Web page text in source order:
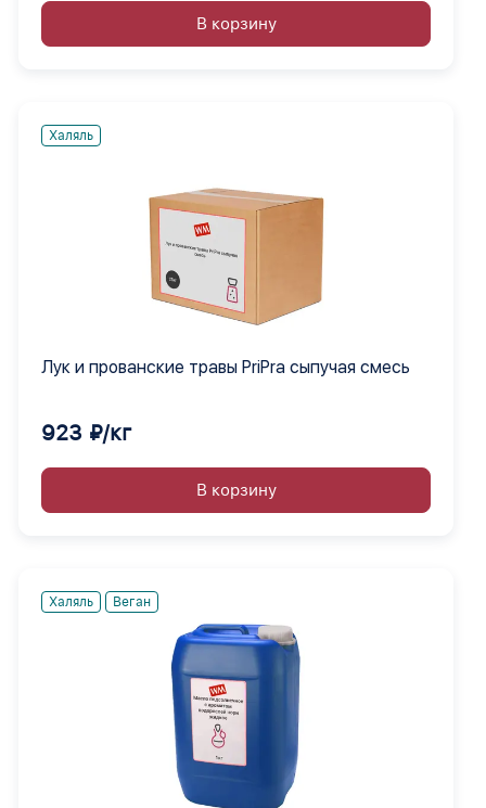
В корзину
Халяль
Лук и прованские травы PriPra сыпучая смесь
923 ₽/кг
В корзину
Халяль Веган